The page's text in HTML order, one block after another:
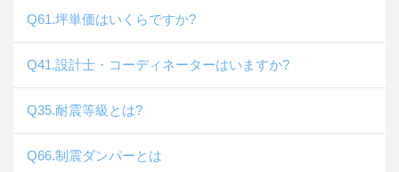
Q61.坪単価はいくらですか?
Q41.設計士・コーディネーターはいますか?
Q35.耐震等級とは?
Q66.制震ダンパーとは